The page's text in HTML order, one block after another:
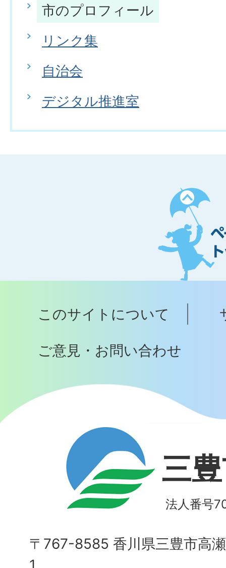
市のプロフィール
リンク集
自治会
デジタル推進室
ペ
ー
ジ
ト
ッ
へ
このサイトについて
ご意見・お問い合わせ
三
法人番号
〒767-8585 香川県三豊市高